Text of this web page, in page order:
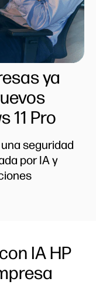
ya
11 Pro
seguridad
por IA y
IA HP